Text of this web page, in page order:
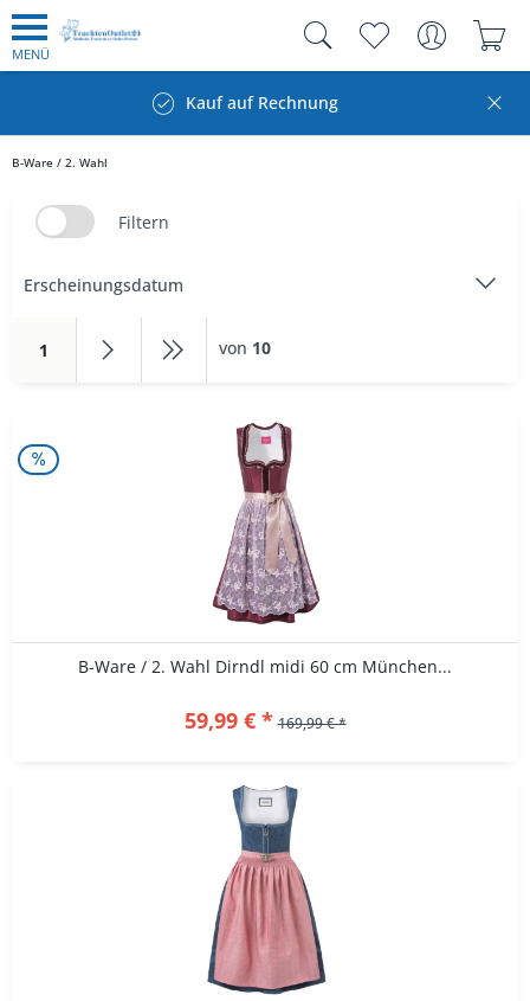
MENÜ
Kauf auf Rechnung
B-Ware / 2. Wahl
Filtern
1 von 10
B-Ware / 2. Wahl Dirndl midi 60 cm München...
59,99 € * 169,99 € *